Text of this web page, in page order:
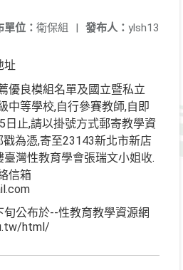
發布人： ylsh13
單位： 衛保組 |
址
優良模組名單及國立暨私立
中等學校,自行參賽教師,自即
日止,請以掛號方式郵寄教學資
為憑,寄至23143新北市新店
灣性教育學會張瑞文小姐收.
信箱
公布於--性教育教學資源網
html/